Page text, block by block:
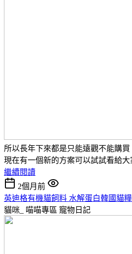
所以長年下來都是只能遠觀不能購
現在有一個新的方案可以試試看給大
繼續閱讀
2個月前
英迪格有機貓飼料 水解蛋白韓國貓
貓咪_ 喵喵專區 寵物日記